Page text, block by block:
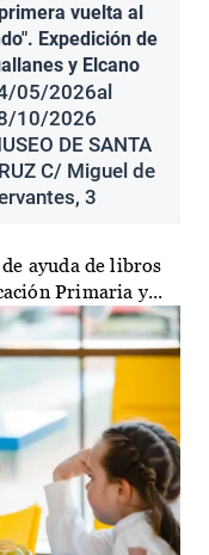
vuelta al
Expedición de
y Elcano
05/2026al
10/2026
DE SANTA
C/ Miguel de
3
ayuda de libros
Primaria y...